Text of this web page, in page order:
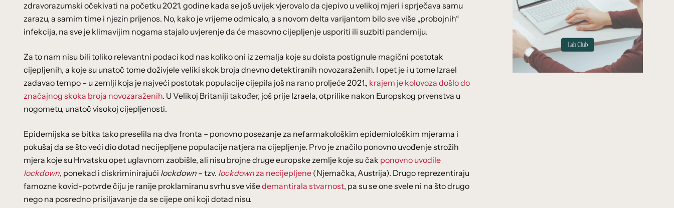
zdravorazumski očekivati na početku 2021. godine kada se još uvijek vjerovalo da cjepivo u velikoj mjeri i sprječava samu
zarazu, a samim time i njezin prijenos. No, kako je vrijeme odmicalo, a s novom delta varijantom bilo sve više „probojnih“
infekcija, na sve je klimavijim nogama stajalo uvjerenje da će masovno cijepljenje usporiti ili suzbiti pandemiju.
Za to nam nisu bili toliko relevantni podaci kod nas koliko oni iz zemalja koje su doista postignule magični postotak
cijepljenih, a koje su unatoč tome doživjele veliki skok broja dnevno detektiranih novozaraženih. I opet je i u tome Izrael
zadavao tempo – u zemlji koja je najveći postotak populacije cijepila još na rano proljeće 2021., krajem je kolovoza došlo do
značajnog skoka broja novozaraženih. U Velikoj Britaniji također, još prije Izraela, otprilike nakon Europskog prvenstva u
nogometu, unatoč visokoj cijepljenosti.
Epidemijska se bitka tako preselila na dva fronta – ponovno posezanje za nefarmakološkim epidemiološkim mjerama i
pokušaj da se što veći dio dotad necijepljene populacije natjera na cijepljenje. Prvo je značilo ponovno uvođenje strožih
mjera koje su Hrvatsku opet uglavnom zaobišle, ali nisu brojne druge europske zemlje koje su čak ponovno uvodile
lockdown, ponekad i diskriminirajući lockdown – tzv. lockdownza necijepljene (Njemačka, Austrija). Drugo reprezentiraju
famozne kovid-potvrde čiju je ranije proklamiranu svrhu sve višedemantirala stvarnost, pa su se one svele ni na što drugo
nego na posredno prisiljavanje da se cijepe oni koji dotad nisu.